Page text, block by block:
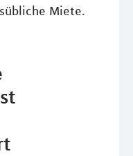
Miete.